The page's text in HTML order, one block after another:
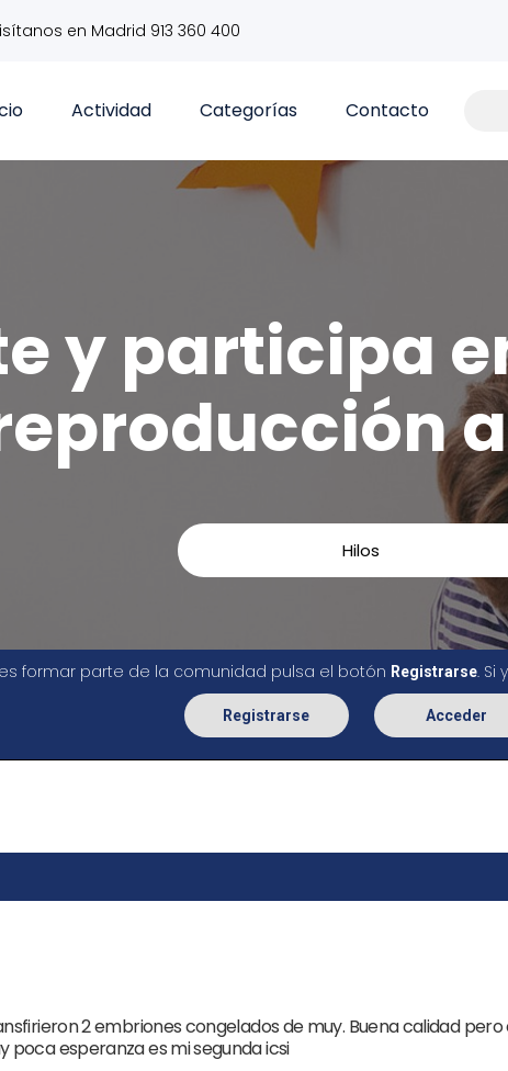
en Madrid 913 360 400
Actividad Categorías Contacto
y participa
Hilos
formar parte de la comunidad pulsa el botón Registrarse. Si
Registrarse Acceder
2 embriones congelados de muy. Buena calidad
esperanza es mi segunda icsi